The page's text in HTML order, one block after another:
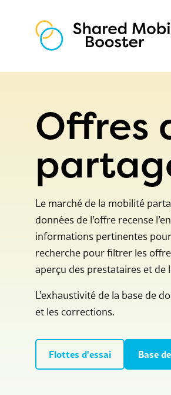
Coaching
Qui nous sommes
Offres
Le marché de la mobilité
données de l’offre recense
informations pertinentes
recherche pour filtrer les
aperçu des prestataires et de
L’exhaustivité de la base de
et les corrections.
Flottes d'essai Base